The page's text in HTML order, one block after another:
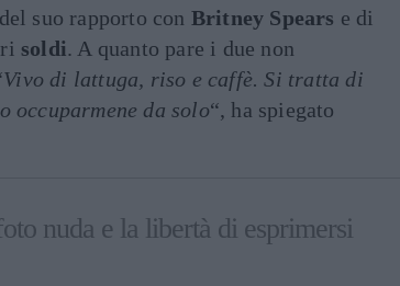
suo rapporto con Britney Spears e di
soldi. A quanto pare i due non
Vivo di lattuga, riso e caffè. Si tratta di
occuparmene da solo“, ha spiegato
nuda e la libertà di esprimersi